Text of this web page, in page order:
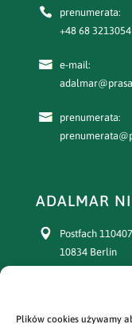
Plików cookies używamy
prenumerata:
+48 68 3213054
e-mail:
prenumerata:
ADALMAR
Postfach
10834 Berlin
+49 30
prenumerata: